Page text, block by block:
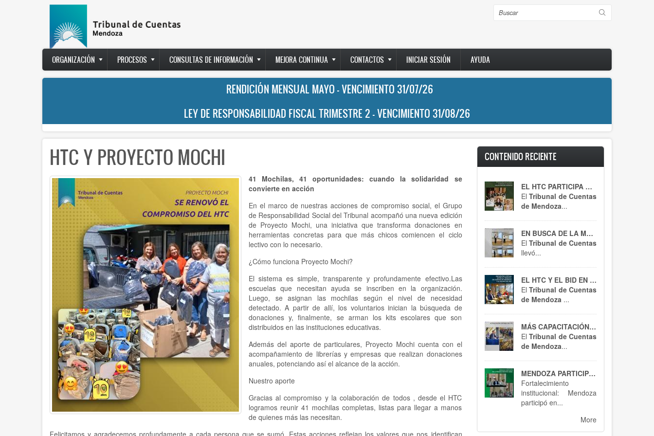
Buscar
Main
navigation
ORGANIZACIÓN PROCESOS CONSULTAS DE INFORMACIÓN MEJORA CONTINUA CONTACTOS INICIAR SESIÓN AYUDA
RENDICIÓN MENSUAL MAYO - VENCIMIENTO 31/07/26
LEY DE RESPONSABILIDAD FISCAL TRIMESTRE 2 - VENCIMIENTO 31/08/26
HTC Y PROYECTO MOCHI
41 Mochilas, 41 oportunidades: cuando la solidaridad se
convierte en acción
En el marco de nuestras acciones de compromiso social, el Grupo
de Responsabilidad Social del Tribunal acompañó una nueva edición
de Proyecto Mochi, una iniciativa que transforma donaciones en
herramientas concretas para que más chicos comiencen el ciclo
lectivo con lo necesario.
¿Cómo funciona Proyecto Mochi?
El sistema es simple, transparente y profundamente efectivo.Las
escuelas que necesitan ayuda se inscriben en la organización.
Luego, se asignan las mochilas según el nivel de necesidad
detectado. A partir de allí, los voluntarios inician la búsqueda de
donaciones y, finalmente, se arman los kits escolares que son
distribuidos en las instituciones educativas.
Además del aporte de particulares, Proyecto Mochi cuenta con el
acompañamiento de librerías y empresas que realizan donaciones
anuales, potenciando así el alcance de la acción.
Nuestro aporte
Gracias al compromiso y la colaboración de todos , desde el HTC
logramos reunir 41 mochilas completas, listas para llegar a manos
de quienes más las necesitan.
Felicitamos y agradecemos profundamente a cada persona que se sumó. Estas acciones reflejan los valores que nos identifican
CONTENIDO RECIENTE
EL HTC PARTICIPA DE UN ENCUENTRO CLAVE
El Tribunal de Cuentas
de Mendoza...
EN BUSCA DE LA MEJORA CONTÍNUA
El Tribunal de Cuentas
llevó...
EL HTC Y EL BID EN ACCIÓN
El Tribunal de Cuentas
de Mendoza ...
MÁS CAPACITACIÓN, MEJOR CONTROL : EL HTC SE ACTUALIZA EN RT 54
El Tribunal de Cuentas
de Mendoza...
MENDOZA PARTICIPÓ EN BUENOS AIRES : SPTCRA
Fortalecimiento
institucional: Mendoza
participó en...
More